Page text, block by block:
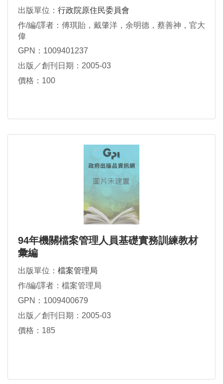
出版單位： 行政院原住民委員會
作/編/譯者：傅琪貽，戴肇洋，余明德，蔡善神，官大
偉
GPN：1009401237
出版／創刊日期：2005-03
價格：100
94年機關檔案管理人員基礎實務訓練教材
彙編
出版單位： 檔案管理局
作/編/譯者：檔案管理局
GPN：1009400679
出版／創刊日期：2005-03
價格：185